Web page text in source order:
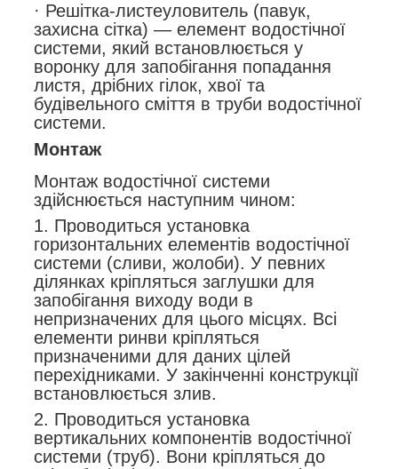
· Решітка-листеуловитель (павук,
захисна сітка) — елемент водостічної
системи, який встановлюється у
воронку для запобігання попадання
листя, дрібних гілок, хвої та
будівельного сміття в труби водостічної
системи.
Монтаж
Монтаж водостічної системи
здійснюється наступним чином:
1. Проводиться установка
горизонтальних елементів водостічної
системи (сливи, жолоби). У певних
ділянках кріпляться заглушки для
запобігання виходу води в
непризначених для цього місцях. Всі
елементи ринви кріпляться
призначеними для даних цілей
перехідниками. У закінченні конструкції
встановлюється злив.
2. Проводиться установка
вертикальних компонентів водостічної
системи (труб). Вони кріпляться до